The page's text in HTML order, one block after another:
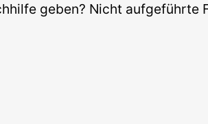
geben? Nicht aufgeführte